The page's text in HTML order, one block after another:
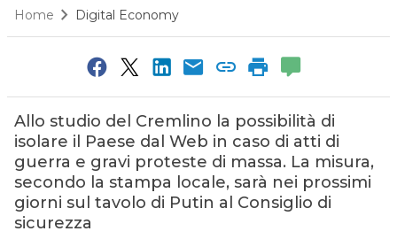
Home Digital Economy
Allo studio del Cremlino la possibilità di
isolare il Paese dal Web in caso di atti di
guerra e gravi proteste di massa. La misura,
secondo la stampa locale, sarà nei prossimi
giorni sul tavolo di Putin al Consiglio di
sicurezza